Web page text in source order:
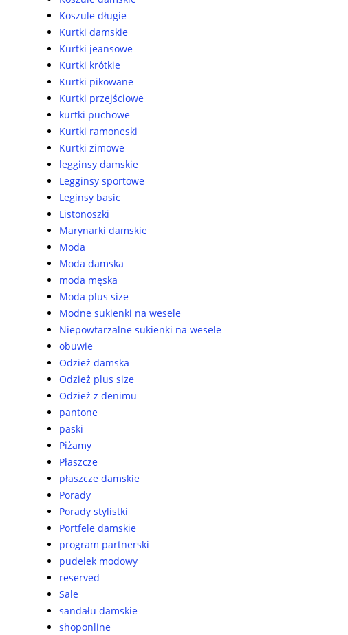
Koszule długie
Kurtki damskie
Kurtki jeansowe
Kurtki krótkie
Kurtki pikowane
Kurtki przejściowe
kurtki puchowe
Kurtki ramoneski
Kurtki zimowe
legginsy damskie
Legginsy sportowe
Leginsy basic
Listonoszki
Marynarki damskie
Moda
Moda damska
moda męska
Moda plus size
Modne sukienki na wesele
Niepowtarzalne sukienki na wesele
obuwie
Odzież damska
Odzież plus size
Odzież z denimu
pantone
paski
Piżamy
Płaszcze
płaszcze damskie
Porady
Porady stylistki
Portfele damskie
program partnerski
pudelek modowy
reserved
Sale
sandału damskie
shoponline